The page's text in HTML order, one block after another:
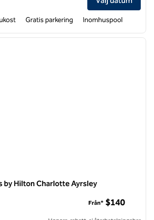
Gratis parkering Inomhuspool
nästa
by Hilton Charlotte Ayrsley
Från* $140